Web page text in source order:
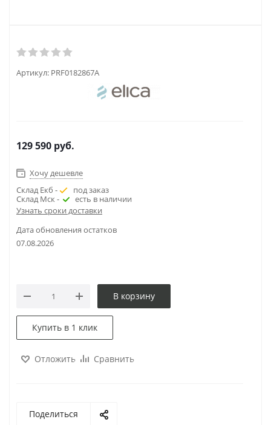
Артикул: PRF0182867A
129 590 руб.
Хочу дешевле
Склад Екб -
под заказ
Склад Мск -
есть в наличии
Узнать сроки доставки
Дата обновления остатков
07.08.2026
В корзину
Купить в 1 клик
Отложить Сравнить
Поделиться